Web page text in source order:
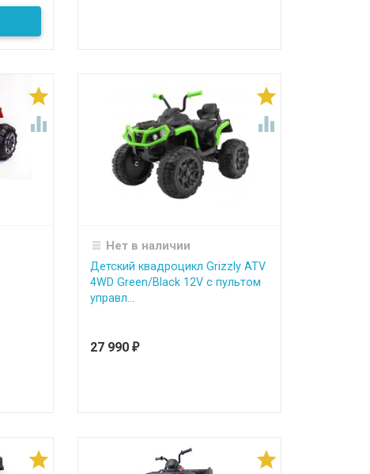




Нет в наличии
Детский квадроцикл Grizzly ATV
4WD Green/Black 12V с пультом
управл...
27 990 ₽

